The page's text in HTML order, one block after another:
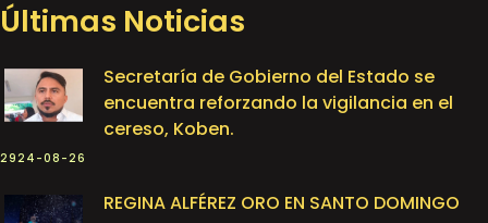
Últimas Noticias
Secretaría de Gobierno del Estado se
encuentra reforzando la vigilancia en el
cereso, Koben.
2924-08-26
REGINA ALFÉREZ ORO EN SANTO DOMINGO